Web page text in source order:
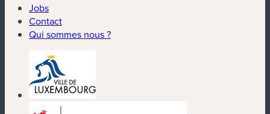
Jobs
Contact
Qui sommes nous ?